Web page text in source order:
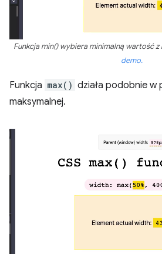
Funkcja min() wybiera minimalną wartość
demo.
Funkcja max() działa podobnie w
maksymalnej.